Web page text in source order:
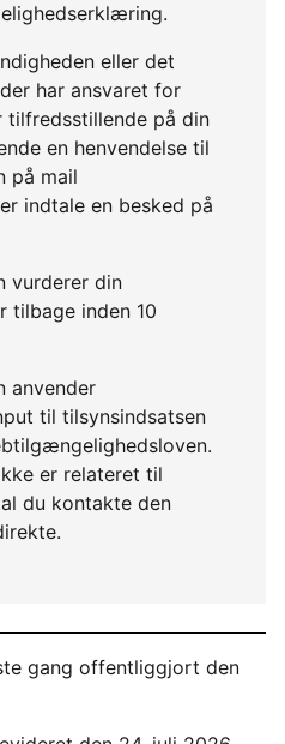
eller det
har ansvaret for
tilfredsstillende på din
en henvendelse til
på mail
indtale en besked på
vurderer din
tilbage inden 10
anvender
til tilsynsindsatsen
er relateret til
du kontakte den
gang offentliggjort den